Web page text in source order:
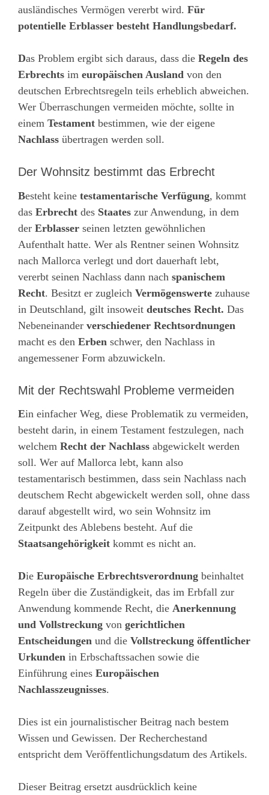
ausländisches Vermögen vererbt wird. Für
potentielle Erblasser besteht Handlungsbedarf.
Das Problem ergibt sich daraus, dass die Regeln des
Erbrechts im europäischen Ausland von den
deutschen Erbrechtsregeln teils erheblich abweichen.
Wer Überraschungen vermeiden möchte, sollte in
einem Testament bestimmen, wie der eigene
Nachlass übertragen werden soll.
Der Wohnsitz bestimmt das Erbrecht
Besteht keine testamentarische Verfügung, kommt
das Erbrecht des Staates zur Anwendung, in dem
der Erblasser seinen letzten gewöhnlichen
Aufenthalt hatte. Wer als Rentner seinen Wohnsitz
nach Mallorca verlegt und dort dauerhaft lebt,
vererbt seinen Nachlass dann nach spanischem
Recht. Besitzt er zugleich Vermögenswerte zuhause
in Deutschland, gilt insoweit deutsches Recht. Das
Nebeneinander verschiedener Rechtsordnungen
macht es den Erben schwer, den Nachlass in
angemessener Form abzuwickeln.
Mit der Rechtswahl Probleme vermeiden
Ein einfacher Weg, diese Problematik zu vermeiden,
besteht darin, in einem Testament festzulegen, nach
welchem Recht der Nachlass abgewickelt werden
soll. Wer auf Mallorca lebt, kann also
testamentarisch bestimmen, dass sein Nachlass nach
deutschem Recht abgewickelt werden soll, ohne dass
darauf abgestellt wird, wo sein Wohnsitz im
Zeitpunkt des Ablebens besteht. Auf die
Staatsangehörigkeit kommt es nicht an.
Die Europäische Erbrechtsverordnung beinhaltet
Regeln über die Zuständigkeit, das im Erbfall zur
Anwendung kommende Recht, die Anerkennung
und Vollstreckung von gerichtlichen
Entscheidungen und die Vollstreckung öffentlicher
Urkunden in Erbschaftssachen sowie die
Einführung eines Europäischen
Nachlasszeugnisses.
Dies ist ein journalistischer Beitrag nach bestem
Wissen und Gewissen. Der Recherchestand
entspricht dem Veröffentlichungsdatum des Artikels.
Dieser Beitrag ersetzt ausdrücklich keine